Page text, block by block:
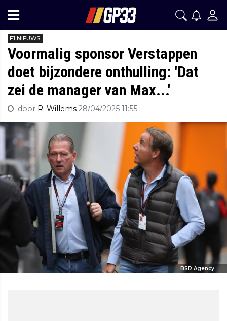
F1 NIEUWS
Voormalig sponsor Verstappen
doet bijzondere onthulling: 'Dat
zei de manager van Max...'
door R. Willems 28/04/2025 11:55
BSR Agency